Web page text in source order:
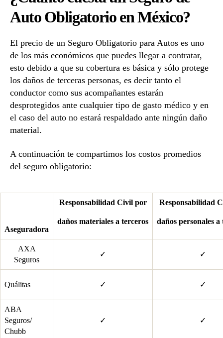
Auto Obligatorio en México?
El precio de un Seguro Obligatorio para Autos es uno
de los más económicos que puedes llegar a contratar,
esto debido a que su cobertura es básica y sólo protege
los daños de terceras personas, es decir tanto el
conductor como sus acompañantes estarán
desprotegidos ante cualquier tipo de gasto médico y en
el caso del auto no estará respaldado ante ningún daño
material.
A continuación te compartimos los costos promedios
del seguro obligatorio:
Aseguradora
Responsabilidad Civil por
daños materiales a terceros
Responsabilidad
daños personales a
AXA
Seguros
✓ ✓
Quálitas ✓ ✓
ABA
Seguros/
Chubb
✓ ✓